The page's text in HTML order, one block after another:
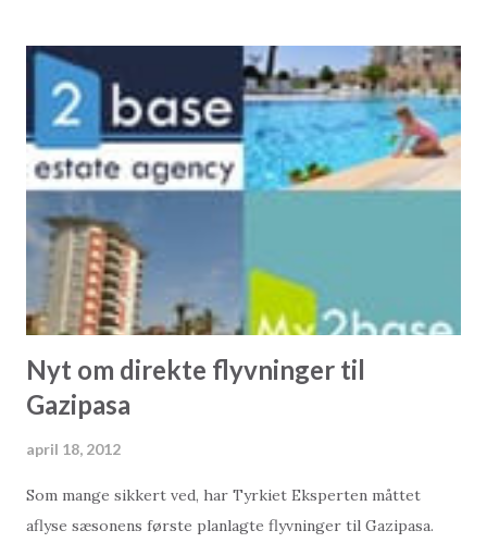
skrevet af 2Base Ejendomsmægler & My2Base Holiday
Homes Besøg os på nettet: Salg af ferieboliger:
www.2base.com Udlejning & Service: www.my2base.com
Online Shop: www.my2baseshop.com Hvad kan vi gøre for
dig? Som en af de mest erfarne og seriøse
ejendomsmæglere med speciale i tyrkiske ferieboliger, kan
vi tilbyde jer det bredeste udvalg af gode boliger og bedste
services. - Bedste og største udvalg af boliger fra både
private sælgere og ...
Nyt om direkte flyvninger til
Gazipasa
april 18, 2012
Som mange sikkert ved, har Tyrkiet Eksperten måttet
aflyse sæsonens første planlagte flyvninger til Gazipasa.